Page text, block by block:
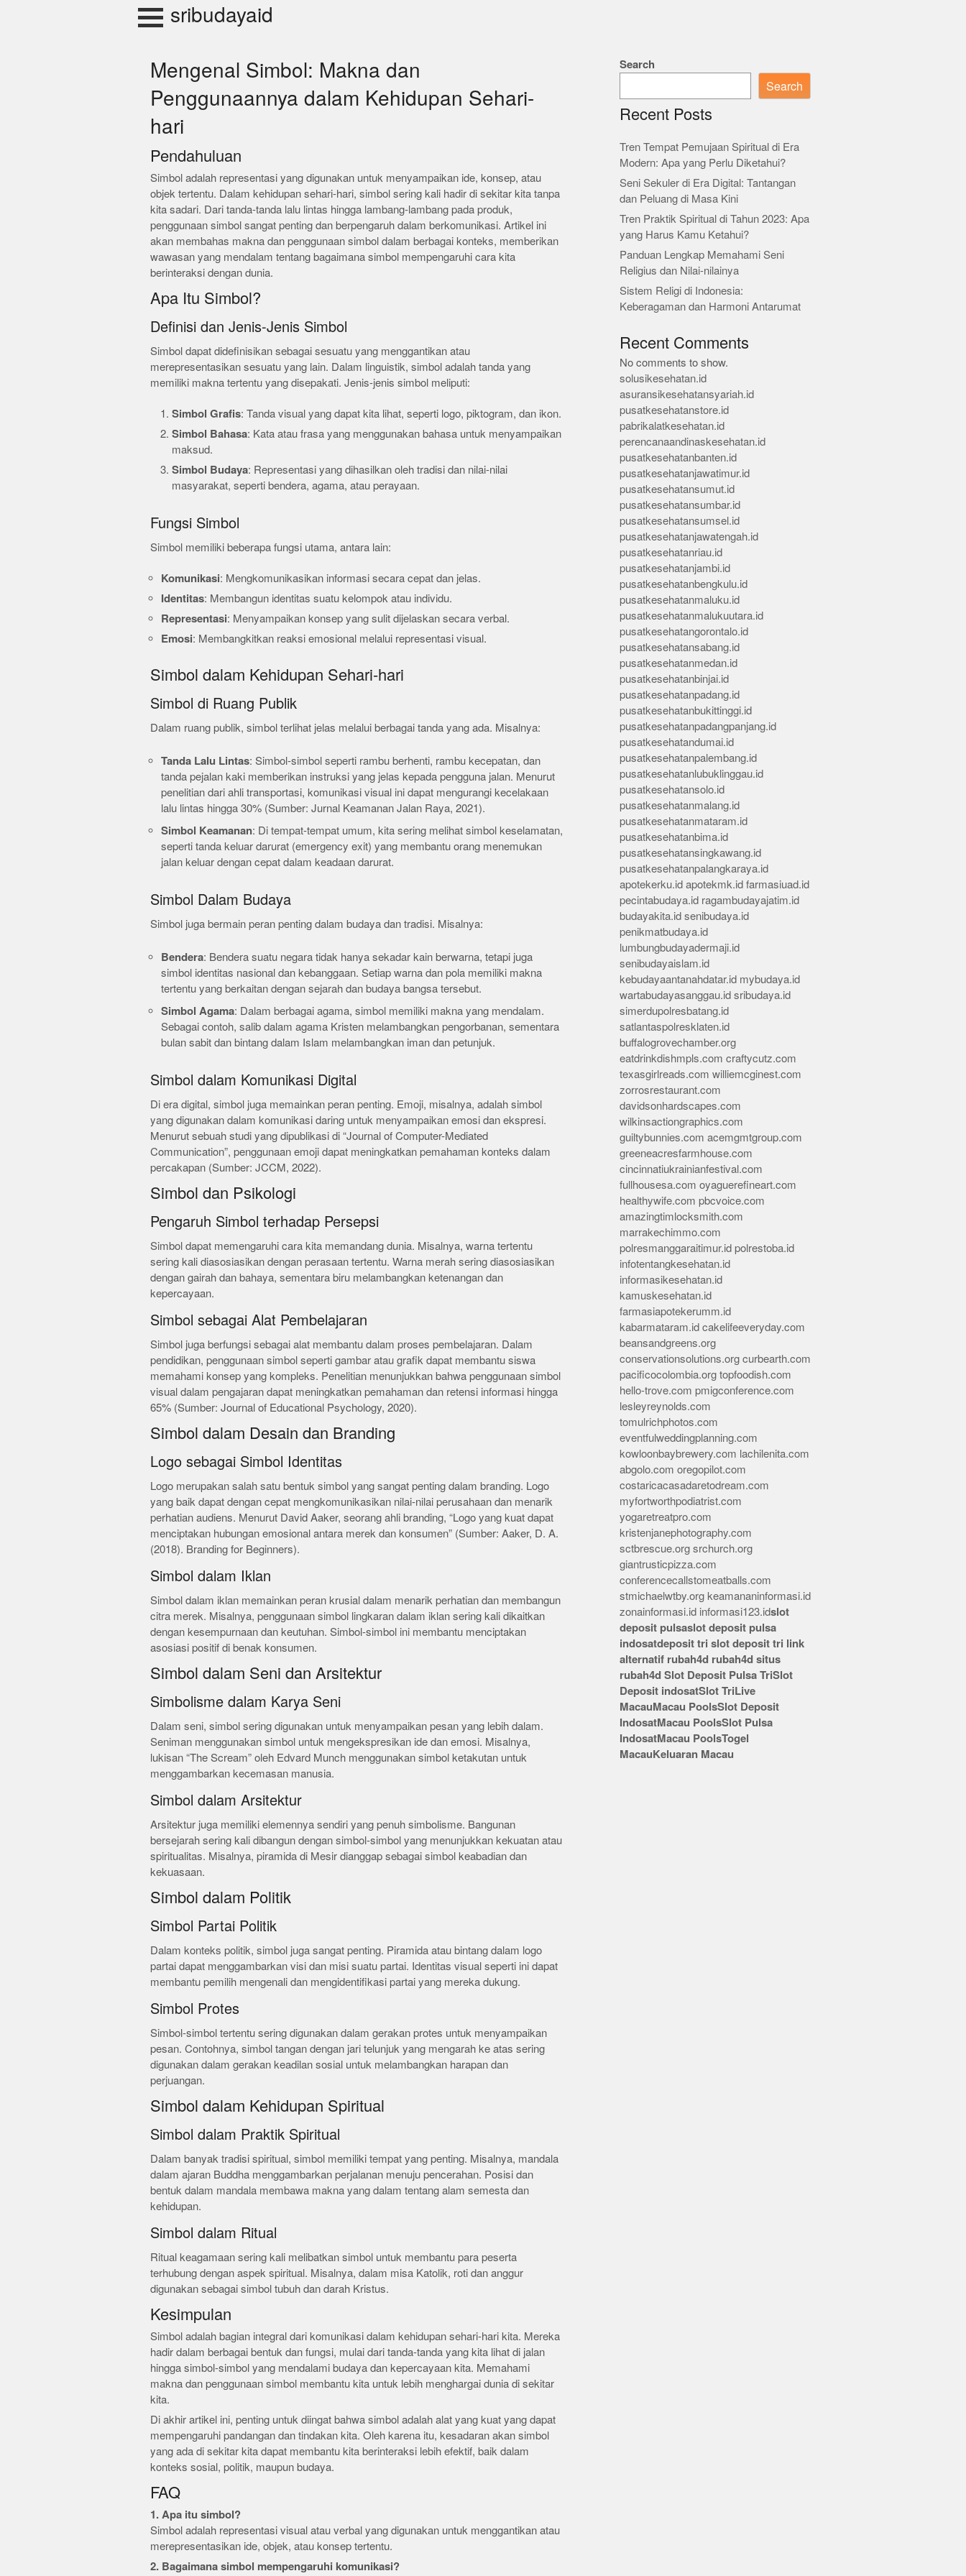
sribudayaid
Mengenal Simbol: Makna dan
Penggunaannya dalam Kehidupan Sehari-
hari
Pendahuluan
Simbol adalah representasi yang digunakan untuk menyampaikan ide, konsep, atau
objek tertentu. Dalam kehidupan sehari-hari, simbol sering kali hadir di sekitar kita tanpa
kita sadari. Dari tanda-tanda lalu lintas hingga lambang-lambang pada produk,
penggunaan simbol sangat penting dan berpengaruh dalam berkomunikasi. Artikel ini
akan membahas makna dan penggunaan simbol dalam berbagai konteks, memberikan
wawasan yang mendalam tentang bagaimana simbol mempengaruhi cara kita
berinteraksi dengan dunia.
Apa Itu Simbol?
Definisi dan Jenis-Jenis Simbol
Simbol dapat didefinisikan sebagai sesuatu yang menggantikan atau
merepresentasikan sesuatu yang lain. Dalam linguistik, simbol adalah tanda yang
memiliki makna tertentu yang disepakati. Jenis-jenis simbol meliputi:
Simbol Grafis: Tanda visual yang dapat kita lihat, seperti logo, piktogram, dan ikon.
Simbol Bahasa: Kata atau frasa yang menggunakan bahasa untuk menyampaikan
maksud.
Simbol Budaya: Representasi yang dihasilkan oleh tradisi dan nilai-nilai
masyarakat, seperti bendera, agama, atau perayaan.
Fungsi Simbol
Simbol memiliki beberapa fungsi utama, antara lain:
Komunikasi: Mengkomunikasikan informasi secara cepat dan jelas.
Identitas: Membangun identitas suatu kelompok atau individu.
Representasi: Menyampaikan konsep yang sulit dijelaskan secara verbal.
Emosi: Membangkitkan reaksi emosional melalui representasi visual.
Simbol dalam Kehidupan Sehari-hari
Simbol di Ruang Publik
Dalam ruang publik, simbol terlihat jelas melalui berbagai tanda yang ada. Misalnya:
Tanda Lalu Lintas: Simbol-simbol seperti rambu berhenti, rambu kecepatan, dan
tanda pejalan kaki memberikan instruksi yang jelas kepada pengguna jalan. Menurut
penelitian dari ahli transportasi, komunikasi visual ini dapat mengurangi kecelakaan
lalu lintas hingga 30% (Sumber: Jurnal Keamanan Jalan Raya, 2021).
Simbol Keamanan: Di tempat-tempat umum, kita sering melihat simbol keselamatan,
seperti tanda keluar darurat (emergency exit) yang membantu orang menemukan
jalan keluar dengan cepat dalam keadaan darurat.
Simbol Dalam Budaya
Simbol juga bermain peran penting dalam budaya dan tradisi. Misalnya:
Bendera: Bendera suatu negara tidak hanya sekadar kain berwarna, tetapi juga
simbol identitas nasional dan kebanggaan. Setiap warna dan pola memiliki makna
tertentu yang berkaitan dengan sejarah dan budaya bangsa tersebut.
Simbol Agama: Dalam berbagai agama, simbol memiliki makna yang mendalam.
Sebagai contoh, salib dalam agama Kristen melambangkan pengorbanan, sementara
bulan sabit dan bintang dalam Islam melambangkan iman dan petunjuk.
Simbol dalam Komunikasi Digital
Di era digital, simbol juga memainkan peran penting. Emoji, misalnya, adalah simbol
yang digunakan dalam komunikasi daring untuk menyampaikan emosi dan ekspresi.
Menurut sebuah studi yang dipublikasi di “Journal of Computer-Mediated
Communication”, penggunaan emoji dapat meningkatkan pemahaman konteks dalam
percakapan (Sumber: JCCM, 2022).
Simbol dan Psikologi
Pengaruh Simbol terhadap Persepsi
Simbol dapat memengaruhi cara kita memandang dunia. Misalnya, warna tertentu
sering kali diasosiasikan dengan perasaan tertentu. Warna merah sering diasosiasikan
dengan gairah dan bahaya, sementara biru melambangkan ketenangan dan
kepercayaan.
Simbol sebagai Alat Pembelajaran
Simbol juga berfungsi sebagai alat membantu dalam proses pembelajaran. Dalam
pendidikan, penggunaan simbol seperti gambar atau grafik dapat membantu siswa
memahami konsep yang kompleks. Penelitian menunjukkan bahwa penggunaan simbol
visual dalam pengajaran dapat meningkatkan pemahaman dan retensi informasi hingga
65% (Sumber: Journal of Educational Psychology, 2020).
Simbol dalam Desain dan Branding
Logo sebagai Simbol Identitas
Logo merupakan salah satu bentuk simbol yang sangat penting dalam branding. Logo
yang baik dapat dengan cepat mengkomunikasikan nilai-nilai perusahaan dan menarik
perhatian audiens. Menurut David Aaker, seorang ahli branding, “Logo yang kuat dapat
menciptakan hubungan emosional antara merek dan konsumen” (Sumber: Aaker, D. A.
(2018). Branding for Beginners).
Simbol dalam Iklan
Simbol dalam iklan memainkan peran krusial dalam menarik perhatian dan membangun
citra merek. Misalnya, penggunaan simbol lingkaran dalam iklan sering kali dikaitkan
dengan kesempurnaan dan keutuhan. Simbol-simbol ini membantu menciptakan
asosiasi positif di benak konsumen.
Simbol dalam Seni dan Arsitektur
Simbolisme dalam Karya Seni
Dalam seni, simbol sering digunakan untuk menyampaikan pesan yang lebih dalam.
Seniman menggunakan simbol untuk mengekspresikan ide dan emosi. Misalnya,
lukisan “The Scream” oleh Edvard Munch menggunakan simbol ketakutan untuk
menggambarkan kecemasan manusia.
Simbol dalam Arsitektur
Arsitektur juga memiliki elemennya sendiri yang penuh simbolisme. Bangunan
bersejarah sering kali dibangun dengan simbol-simbol yang menunjukkan kekuatan atau
spiritualitas. Misalnya, piramida di Mesir dianggap sebagai simbol keabadian dan
kekuasaan.
Simbol dalam Politik
Simbol Partai Politik
Dalam konteks politik, simbol juga sangat penting. Piramida atau bintang dalam logo
partai dapat menggambarkan visi dan misi suatu partai. Identitas visual seperti ini dapat
membantu pemilih mengenali dan mengidentifikasi partai yang mereka dukung.
Simbol Protes
Simbol-simbol tertentu sering digunakan dalam gerakan protes untuk menyampaikan
pesan. Contohnya, simbol tangan dengan jari telunjuk yang mengarah ke atas sering
digunakan dalam gerakan keadilan sosial untuk melambangkan harapan dan
perjuangan.
Simbol dalam Kehidupan Spiritual
Simbol dalam Praktik Spiritual
Dalam banyak tradisi spiritual, simbol memiliki tempat yang penting. Misalnya, mandala
dalam ajaran Buddha menggambarkan perjalanan menuju pencerahan. Posisi dan
bentuk dalam mandala membawa makna yang dalam tentang alam semesta dan
kehidupan.
Simbol dalam Ritual
Ritual keagamaan sering kali melibatkan simbol untuk membantu para peserta
terhubung dengan aspek spiritual. Misalnya, dalam misa Katolik, roti dan anggur
digunakan sebagai simbol tubuh dan darah Kristus.
Kesimpulan
Simbol adalah bagian integral dari komunikasi dalam kehidupan sehari-hari kita. Mereka
hadir dalam berbagai bentuk dan fungsi, mulai dari tanda-tanda yang kita lihat di jalan
hingga simbol-simbol yang mendalami budaya dan kepercayaan kita. Memahami
makna dan penggunaan simbol membantu kita untuk lebih menghargai dunia di sekitar
kita.
Di akhir artikel ini, penting untuk diingat bahwa simbol adalah alat yang kuat yang dapat
mempengaruhi pandangan dan tindakan kita. Oleh karena itu, kesadaran akan simbol
yang ada di sekitar kita dapat membantu kita berinteraksi lebih efektif, baik dalam
konteks sosial, politik, maupun budaya.
FAQ
1. Apa itu simbol?
Simbol adalah representasi visual atau verbal yang digunakan untuk menggantikan atau
merepresentasikan ide, objek, atau konsep tertentu.
2. Bagaimana simbol mempengaruhi komunikasi?
Search
Search
Recent Posts
Tren Tempat Pemujaan Spiritual di Era
Modern: Apa yang Perlu Diketahui?
Seni Sekuler di Era Digital: Tantangan
dan Peluang di Masa Kini
Tren Praktik Spiritual di Tahun 2023: Apa
yang Harus Kamu Ketahui?
Panduan Lengkap Memahami Seni
Religius dan Nilai-nilainya
Sistem Religi di Indonesia:
Keberagaman dan Harmoni Antarumat
Recent Comments
No comments to show.
solusikesehatan.id
asuransikesehatansyariah.id
pusatkesehatanstore.id
pabrikalatkesehatan.id
perencanaandinaskesehatan.id
pusatkesehatanbanten.id
pusatkesehatanjawatimur.id
pusatkesehatansumut.id
pusatkesehatansumbar.id
pusatkesehatansumsel.id
pusatkesehatanjawatengah.id
pusatkesehatanriau.id
pusatkesehatanjambi.id
pusatkesehatanbengkulu.id
pusatkesehatanmaluku.id
pusatkesehatanmalukuutara.id
pusatkesehatangorontalo.id
pusatkesehatansabang.id
pusatkesehatanmedan.id
pusatkesehatanbinjai.id
pusatkesehatanpadang.id
pusatkesehatanbukittinggi.id
pusatkesehatanpadangpanjang.id
pusatkesehatandumai.id
pusatkesehatanpalembang.id
pusatkesehatanlubuklinggau.id
pusatkesehatansolo.id
pusatkesehatanmalang.id
pusatkesehatanmataram.id
pusatkesehatanbima.id
pusatkesehatansingkawang.id
pusatkesehatanpalangkaraya.id
apotekerku.id apotekmk.id farmasiuad.id
pecintabudaya.id ragambudayajatim.id
budayakita.id senibudaya.id
penikmatbudaya.id
lumbungbudayadermaji.id
senibudayaislam.id
kebudayaantanahdatar.id mybudaya.id
wartabudayasanggau.id sribudaya.id
simerdupolresbatang.id
satlantaspolresklaten.id
buffalogrovechamber.org
eatdrinkdishmpls.com craftycutz.com
texasgirlreads.com williemcginest.com
zorrosrestaurant.com
davidsonhardscapes.com
wilkinsactiongraphics.com
guiltybunnies.com acemgmtgroup.com
greeneacresfarmhouse.com
cincinnatiukrainianfestival.com
fullhousesa.com oyaguerefineart.com
healthywife.com pbcvoice.com
amazingtimlocksmith.com
marrakechimmo.com
polresmanggaraitimur.id polrestoba.id
infotentangkesehatan.id
informasikesehatan.id
kamuskesehatan.id
farmasiapotekerumm.id
kabarmataram.id cakelifeeveryday.com
beansandgreens.org
conservationsolutions.org curbearth.com
pacificocolombia.org topfoodish.com
hello-trove.com pmigconference.com
lesleyreynolds.com
tomulrichphotos.com
eventfulweddingplanning.com
kowloonbaybrewery.com lachilenita.com
abgolo.com oregopilot.com
costaricacasadaretodream.com
myfortworthpodiatrist.com
yogaretreatpro.com
kristenjanephotography.com
sctbrescue.org srchurch.org
giantrusticpizza.com
conferencecallstomeatballs.com
stmichaelwtby.org keamananinformasi.id
zonainformasi.id informasi123.idslot
deposit pulsaslot deposit pulsa
indosatdeposit tri slot deposit tri link
alternatif rubah4d rubah4d situs
rubah4d Slot Deposit Pulsa TriSlot
Deposit indosatSlot TriLive
MacauMacau PoolsSlot Deposit
IndosatMacau PoolsSlot Pulsa
IndosatMacau PoolsTogel
MacauKeluaran Macau